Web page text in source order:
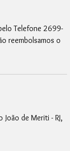
Telefone 2699-
reembolsamos o
de Meriti - RJ,